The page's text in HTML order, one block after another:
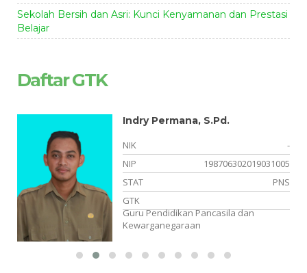
Sekolah Bersih dan Asri: Kunci Kenyamanan dan Prestasi
Belajar
Daftar GTK
Indry Permana, S.Pd.
NIK
-
NIP
198706302019031005
STAT
PNS
GTK
Guru Pendidikan Pancasila dan
Kewarganegaraan